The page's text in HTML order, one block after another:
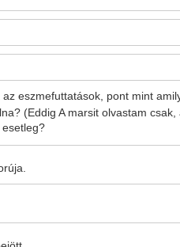
eszmefuttatások, pont mint
(Eddig A marsit olvastam